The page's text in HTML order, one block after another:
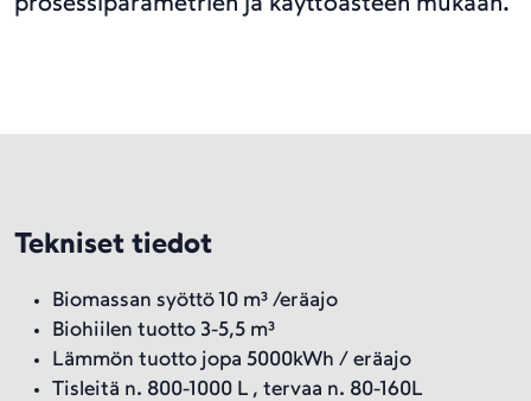
Tekniset tiedot
Biomassan syöttö 10 m³ /eräajo
Biohiilen tuotto 3-5,5 m³
Lämmön tuotto jopa 5000kWh / eräajo
Tisleitä n. 800-1000 L , tervaa n. 80-160L